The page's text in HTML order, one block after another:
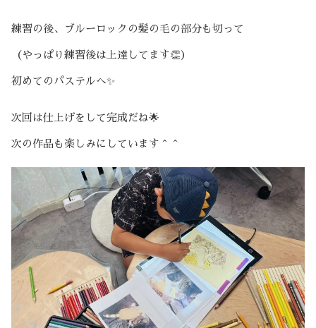
練習の後、ブルーロックの髪の毛の部分も切って
（やっぱり練習後は上達してます👏）
初めてのパステルへ✨
次回は仕上げをして完成だね🌟
次の作品も楽しみにしています＾＾